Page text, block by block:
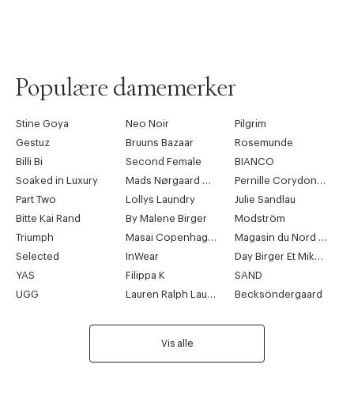
Populære damemerker
Stine Goya Neo Noir
Pilgrim
Gestuz
Bruuns Bazaar
Rosemunde
Billi Bi
Second Female
BIANCO
Soaked in Luxury
Mads Nørgaard Copenhagen
Pernille Corydon Jewellery
Part Two
Lollys Laundry
Julie Sandlau
Bitte Kai Rand
By Malene Birger
Modström
Triumph
Masai Copenhagen
Magasin du Nord Collection
Selected
InWear
Day Birger Et Mikkelsen
YAS
Filippa K
SAND
UGG
Lauren Ralph Lauren Becksöndergaard
Vis alle